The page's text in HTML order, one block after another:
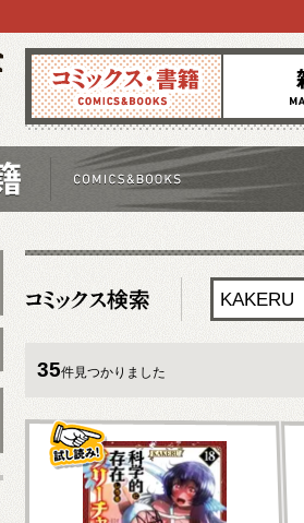
コミックス 雑誌
35件見つかりました